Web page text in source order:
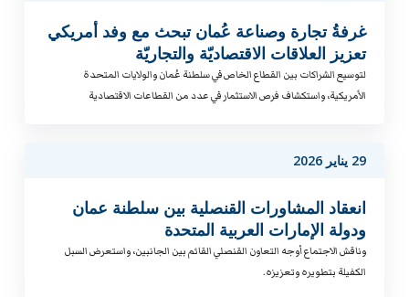
غرفةُ تجارة وصناعة عُمان تبحث مع وفد أمريكي
تعزيز العلاقات الاقتصاديّة والتجاريّة
لتوسيع الشراكات بين القطاع الخاص في سلطنة عُمان والولايات المتحدة
الأمريكية، واستكشاف فرص الاستثمار في عدد من القطاعات الاقتصادية
29 يناير 2026
انعقاد المشاورات القنصلية بين سلطنة عمان
ودولة الإمارات العربية المتحدة
وناقش الاجتماع أوجه التعاون القنصلي القائم بين الجانبين، واستعرض السبل
الكفيلة بتطويره وتعزيزه.